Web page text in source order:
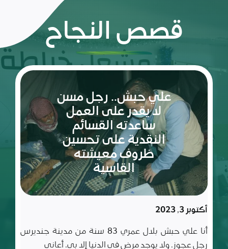
قصص النجاح
ريم:
شعلة
والإصرار
في عالم
مليء
بالتحديات
سبتمبر 10, 2023
ريم طفلة لم تكمل ربيعاها التاسع بعد، شعلة متوقدة
في العلم والأدب والأخلاق، تعيش مع أسرة تتألف من أب
وأم